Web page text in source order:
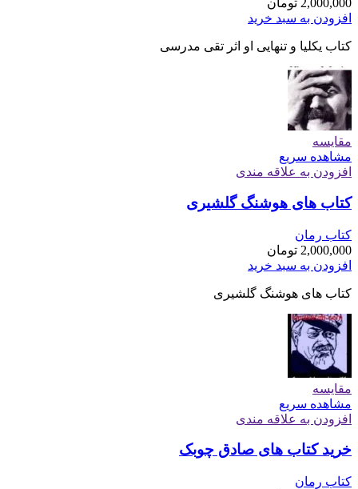
2,000,000 تومان
افزودن به سبد خرید
کتاب یکلیا و تنهایی او اثر تقی مدرسی
مقایسه
مشاهده سریع
افزودن به علاقه مندی
کتاب های هوشنگ گلشیری
کتاب رمان
2,000,000 تومان
افزودن به سبد خرید
کتاب های هوشنگ گلشیری
مقایسه
مشاهده سریع
افزودن به علاقه مندی
خرید کتاب های صادق چوبک
کتاب رمان